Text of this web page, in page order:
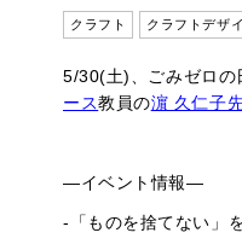
クラフト クラフトデザ
5/30(土)、ごみゼロの
ース教員の濵 久仁子
—イベント情報—
-「ものを捨てない」